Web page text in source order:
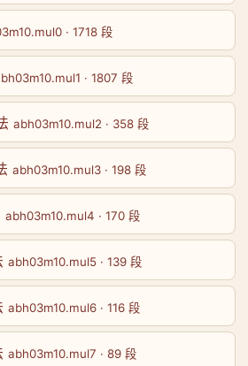
· 1718 段
· 1807 段
abh03m10.mul2 · 358 段
abh03m10.mul3 · 198 段
abh03m10.mul4 · 170 段
abh03m10.mul5 · 139 段
abh03m10.mul6 · 116 段
abh03m10.mul7 · 89 段